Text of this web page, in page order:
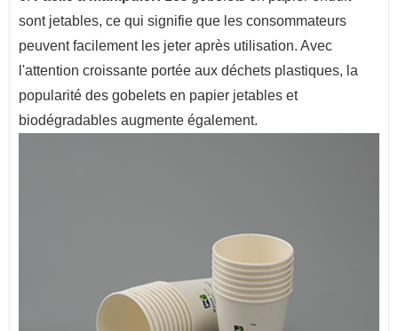
sont jetables, ce qui signifie que les consommateurs
peuvent facilement les jeter après utilisation. Avec
l'attention croissante portée aux déchets plastiques, la
popularité des gobelets en papier jetables et
biodégradables augmente également.